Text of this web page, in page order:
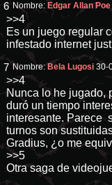
6 Nombre: Edgar Allan Poe
>>4
Es un juego regular
infestado internet
7 Nombre:Bela Lugosi 30-
>>4
Nunca lo he jugado,
duró un tiempo
interesante. Parece
turnos son
Gradius, ¿o me
>>5
Otra saga de